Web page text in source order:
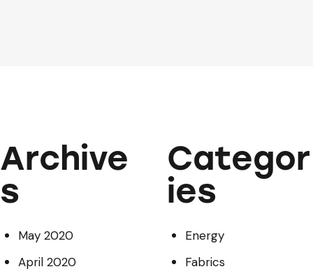
Archive
s
May 2020
April 2020
Categor
ies
Energy
Fabrics